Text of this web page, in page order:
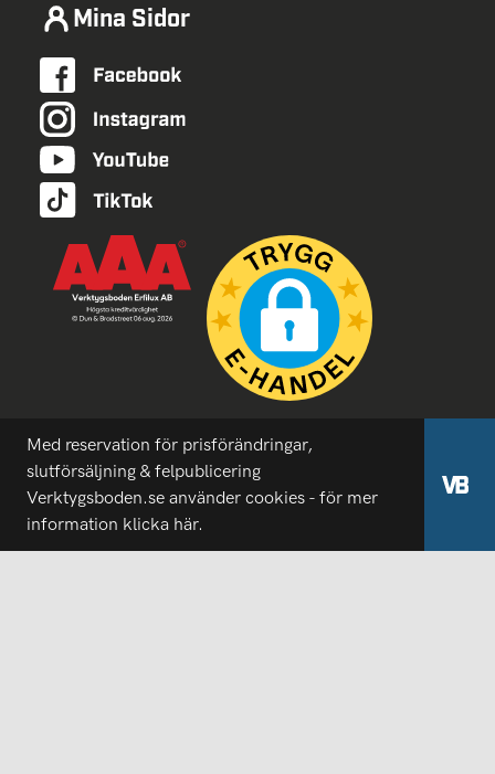
Mina Sidor
Med reservation för prisförändringar,
slutförsäljning & felpublicering
Verktygsboden.se använder cookies - för mer
information klicka här.